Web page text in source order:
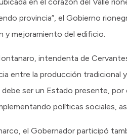
provincia”, el Gobierno
y mejoramiento del edificio.
intendenta de
entre la producción tradicional
ser un Estado presente,
políticas sociales,
el Gobernador participó